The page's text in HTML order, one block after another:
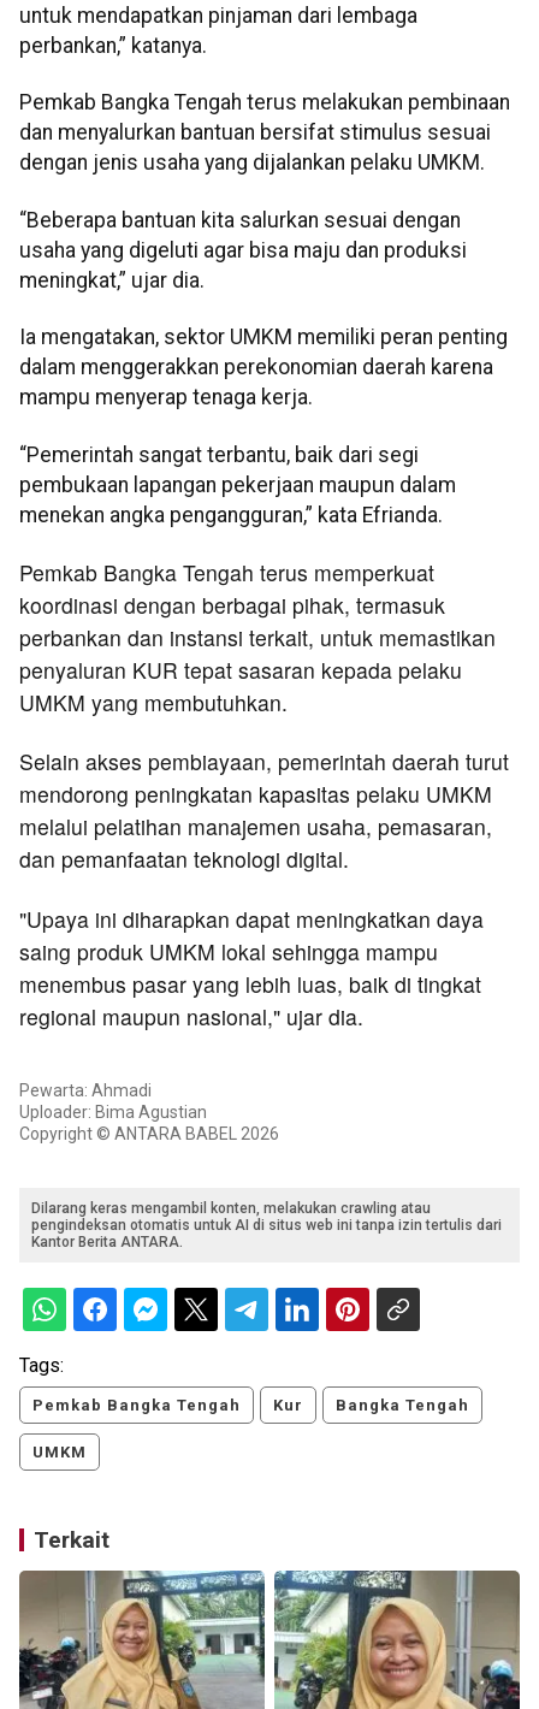
untuk mendapatkan pinjaman dari lembaga
perbankan,” katanya.
Pemkab Bangka Tengah terus melakukan pembinaan
dan menyalurkan bantuan bersifat stimulus sesuai
dengan jenis usaha yang dijalankan pelaku UMKM.
“Beberapa bantuan kita salurkan sesuai dengan
usaha yang digeluti agar bisa maju dan produksi
meningkat,” ujar dia.
Ia mengatakan, sektor UMKM memiliki peran penting
dalam menggerakkan perekonomian daerah karena
mampu menyerap tenaga kerja.
“Pemerintah sangat terbantu, baik dari segi
pembukaan lapangan pekerjaan maupun dalam
menekan angka pengangguran,” kata Efrianda.
Pemkab Bangka Tengah terus memperkuat
koordinasi dengan berbagai pihak, termasuk
perbankan dan instansi terkait, untuk memastikan
penyaluran KUR tepat sasaran kepada pelaku
UMKM yang membutuhkan.
Selain akses pembiayaan, pemerintah daerah turut
mendorong peningkatan kapasitas pelaku UMKM
melalui pelatihan manajemen usaha, pemasaran,
dan pemanfaatan teknologi digital.
"Upaya ini diharapkan dapat meningkatkan daya
saing produk UMKM lokal sehingga mampu
menembus pasar yang lebih luas, baik di tingkat
regional maupun nasional," ujar dia.
Pewarta: Ahmadi
Uploader: Bima Agustian
Copyright © ANTARA BABEL 2026
Dilarang keras mengambil konten, melakukan crawling atau
pengindeksan otomatis untuk AI di situs web ini tanpa izin tertulis dari
Kantor Berita ANTARA.
Tags:
Pemkab Bangka Tengah Kur Bangka Tengah
UMKM
Terkait